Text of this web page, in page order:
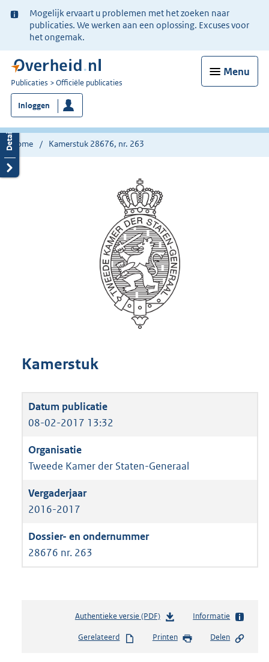
Ter
informatie:
Mogelijk ervaart u problemen met het zoeken naar
publicaties. We werken aan een oplossing. Excuses voor
het ongemak.
Menu
U
bent
nu
hier:
Publicaties Officiële publicaties
Inloggen
Home Kamerstuk 28676, nr. 263
Kamerstuk
08-02-2017 13:32
Tweede Kamer der Staten-Generaal
2016-2017
28676 nr. 263
Authentieke versie (PDF)b
s
Informatie
Gerelateerd Printen Delen